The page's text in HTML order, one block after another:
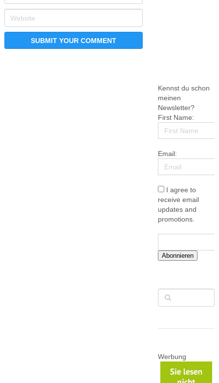
Kennst du schon
meinen
Newsletter?
First Name:
Email:
I agree to
receive email
updates and
promotions.
Abonnieren
Werbung